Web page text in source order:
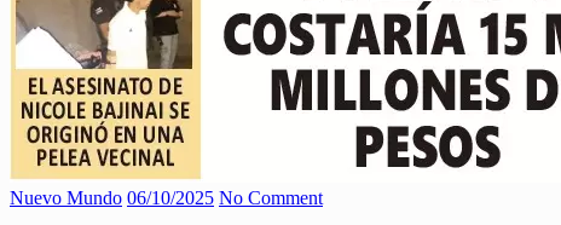
Nuevo Mundo 06/10/2025 No Comment